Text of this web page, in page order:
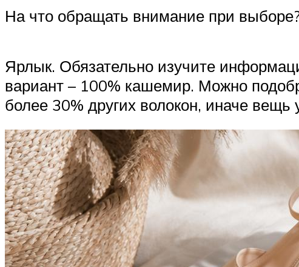
На что обращать внимание при
Ярлык. Обязательно изучите
вариант – 100% кашемир. Можно
более 30% других волокон, иначе вещь